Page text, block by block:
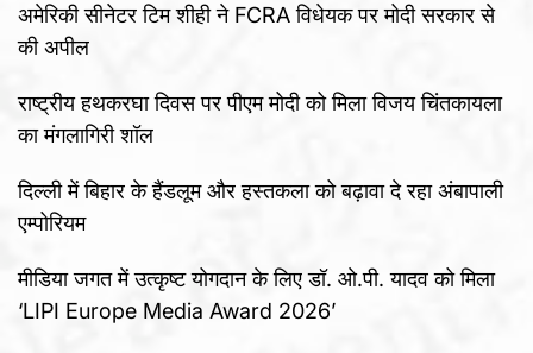
अमेरिकी सीनेटर टिम शीही ने FCRA विधेयक पर मोदी सरकार से
की अपील
राष्ट्रीय हथकरघा दिवस पर पीएम मोदी को मिला विजय चिंतकायला
का मंगलागिरी शॉल
दिल्ली में बिहार के हैंडलूम और हस्तकला को बढ़ावा दे रहा अंबापाली
एम्पोरियम
मीडिया जगत में उत्कृष्ट योगदान के लिए डॉ. ओ.पी. यादव को मिला
‘LIPI Europe Media Award 2026’